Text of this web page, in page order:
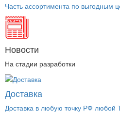
Часть ассортимента по выгодным
Новости
На стадии разработки
Доставка
Доставка в любую точку РФ любой